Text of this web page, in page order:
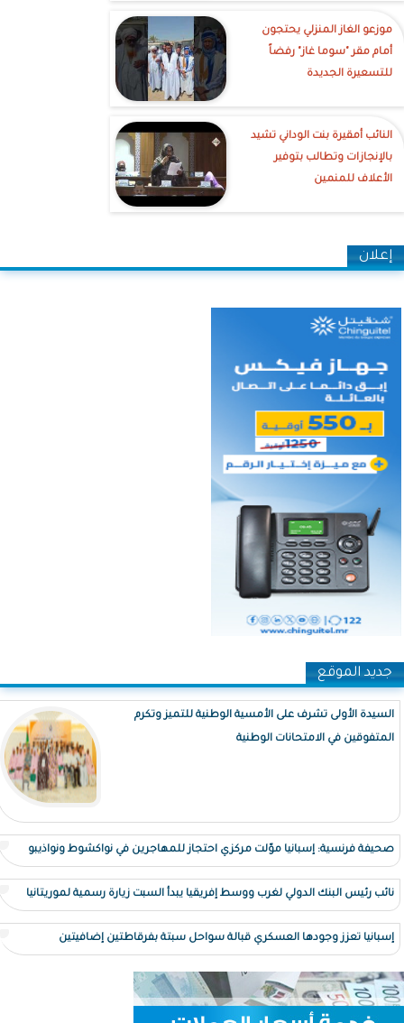
موزعو الغاز المنزلي يحتجون
أمام مقر "سوما غاز" رفضاً
للتسعيرة الجديدة
النائب أمقيرة بنت الوداني تشيد
بالإنجازات وتطالب بتوفير
الأعلاف للمنمين
إعلان
جديد الموقع
السيدة الأولى تشرف على الأمسية الوطنية للتميز وتكرم
المتفوقين في الامتحانات الوطنية
صحيفة فرنسية: إسبانيا موّلت مركزي احتجاز للمهاجرين في نواكشوط ونواذيبو
نائب رئيس البنك الدولي لغرب ووسط إفريقيا يبدأ السبت زيارة رسمية لموريتانيا
إسبانيا تعزز وجودها العسكري قبالة سواحل سبتة بفرقاطتين إضافيتين